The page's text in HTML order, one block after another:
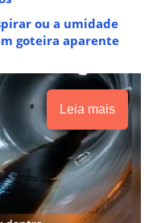
ou a umidade
goteira aparente
Leia mais